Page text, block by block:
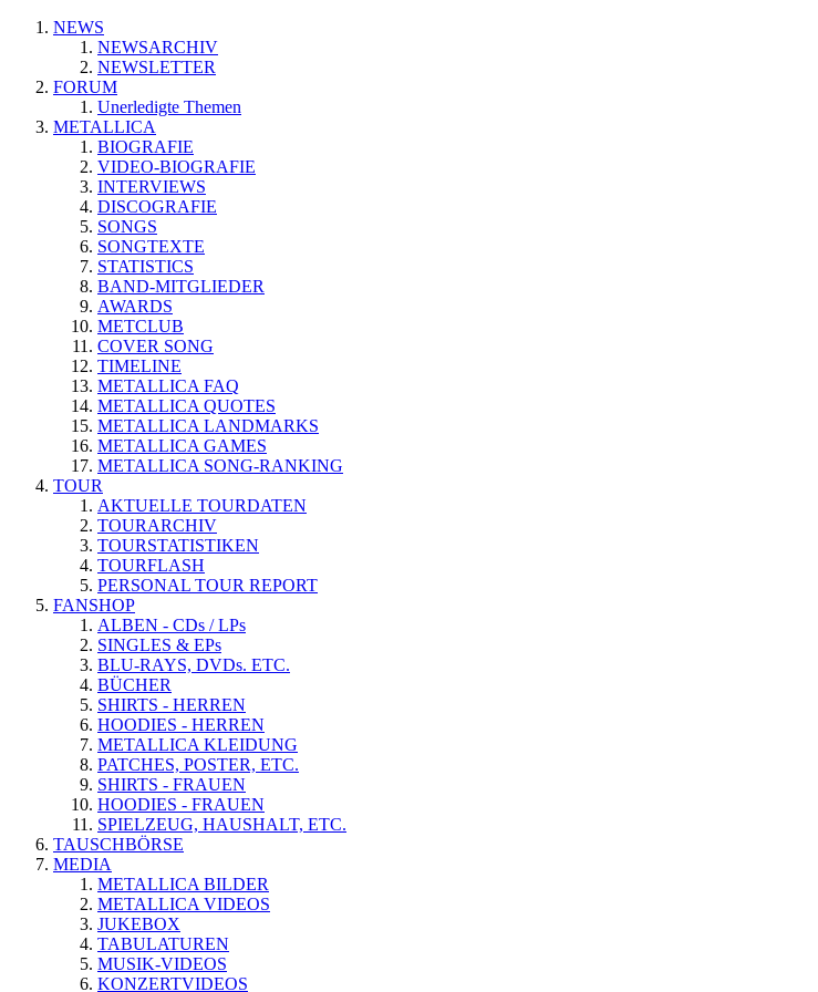
NEWS
NEWSARCHIV
NEWSLETTER
FORUM
Unerledigte Themen
METALLICA
BIOGRAFIE
VIDEO-BIOGRAFIE
INTERVIEWS
DISCOGRAFIE
SONGS
SONGTEXTE
STATISTICS
BAND-MITGLIEDER
AWARDS
METCLUB
COVER SONG
TIMELINE
METALLICA FAQ
METALLICA QUOTES
METALLICA LANDMARKS
METALLICA GAMES
METALLICA SONG-RANKING
TOUR
AKTUELLE TOURDATEN
TOURARCHIV
TOURSTATISTIKEN
TOURFLASH
PERSONAL TOUR REPORT
FANSHOP
ALBEN - CDs / LPs
SINGLES & EPs
BLU-RAYS, DVDs. ETC.
BÜCHER
SHIRTS - HERREN
HOODIES - HERREN
METALLICA KLEIDUNG
PATCHES, POSTER, ETC.
SHIRTS - FRAUEN
HOODIES - FRAUEN
SPIELZEUG, HAUSHALT, ETC.
TAUSCHBÖRSE
MEDIA
METALLICA BILDER
METALLICA VIDEOS
JUKEBOX
TABULATUREN
MUSIK-VIDEOS
KONZERTVIDEOS